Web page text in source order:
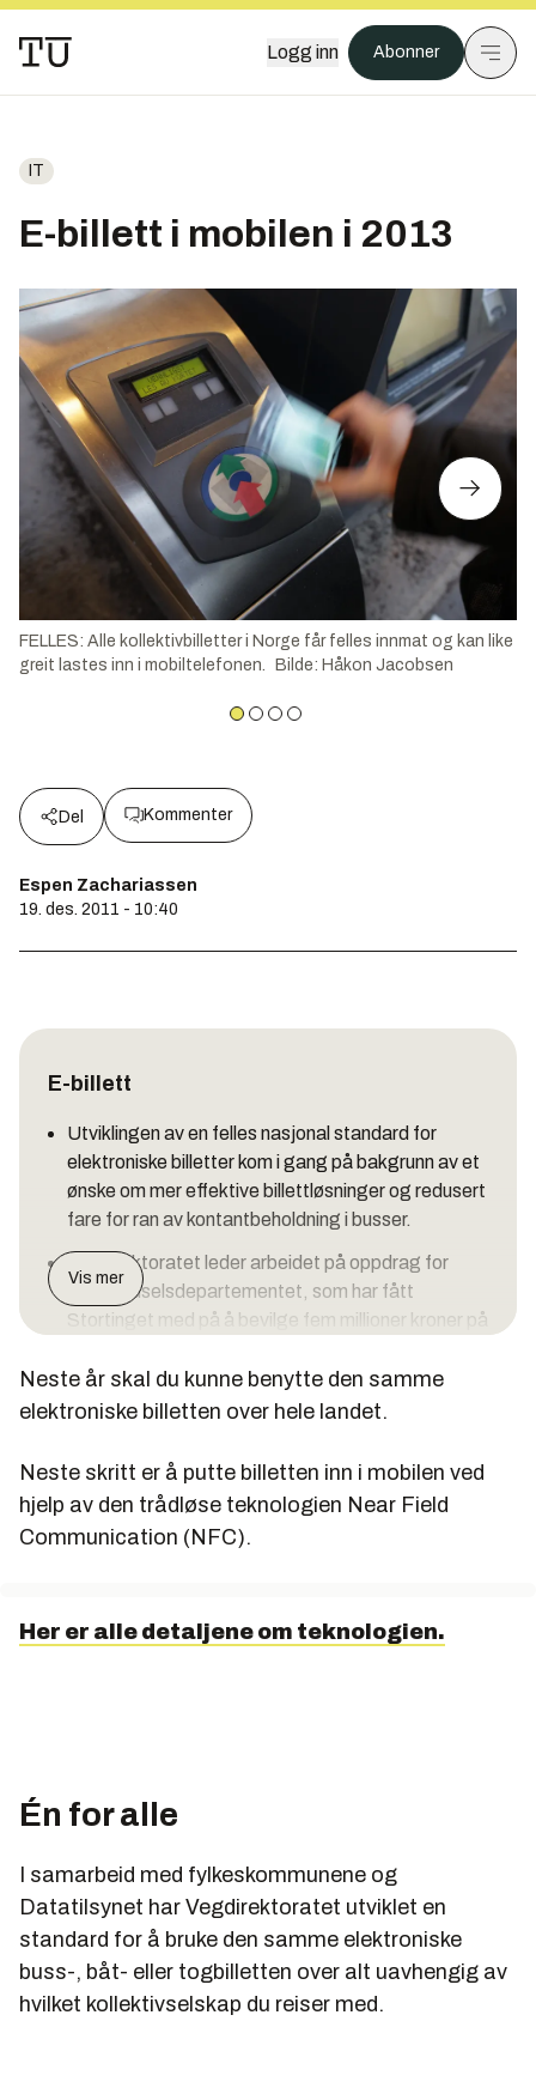
Logg inn Abonner
IT
E-billett i mobilen i 2013
FELLES: Alle kollektivbilletter i Norge får felles innmat og kan like
greit lastes inn i mobiltelefonen.
Bilde: Håkon Jacobsen
Del Kommenter
Espen Zachariassen
19. des. 2011 - 10:40
E-billett
Utviklingen av en felles nasjonal standard for
elektroniske billetter kom i gang på bakgrunn av et
ønske om mer effektive billettløsninger og redusert
fare for ran av kontantbeholdning i busser.
Vegdirektoratet leder arbeidet på oppdrag for
Samferdselsdepartementet, som har fått
Stortinget med på å bevilge fem millioner kroner på
Elektronisk kort og billett skal være på plass neste
år.
Reisekort/billett i mobilen kommer på plass fra
2013
NFC - Near Field Communication
en mobiltelefon kommuniserer med en annen
Vis mer
Neste år skal du kunne benytte den samme
elektroniske billetten over hele landet.
Neste skritt er å putte billetten inn i mobilen ved
hjelp av den trådløse teknologien Near Field
Communication (NFC).
Her er alle detaljene om teknologien.
Én for alle
I samarbeid med fylkeskommunene og
Datatilsynet har Vegdirektoratet utviklet en
standard for å bruke den samme elektroniske
buss-, båt- eller togbilletten over alt uavhengig av
hvilket kollektivselskap du reiser med.